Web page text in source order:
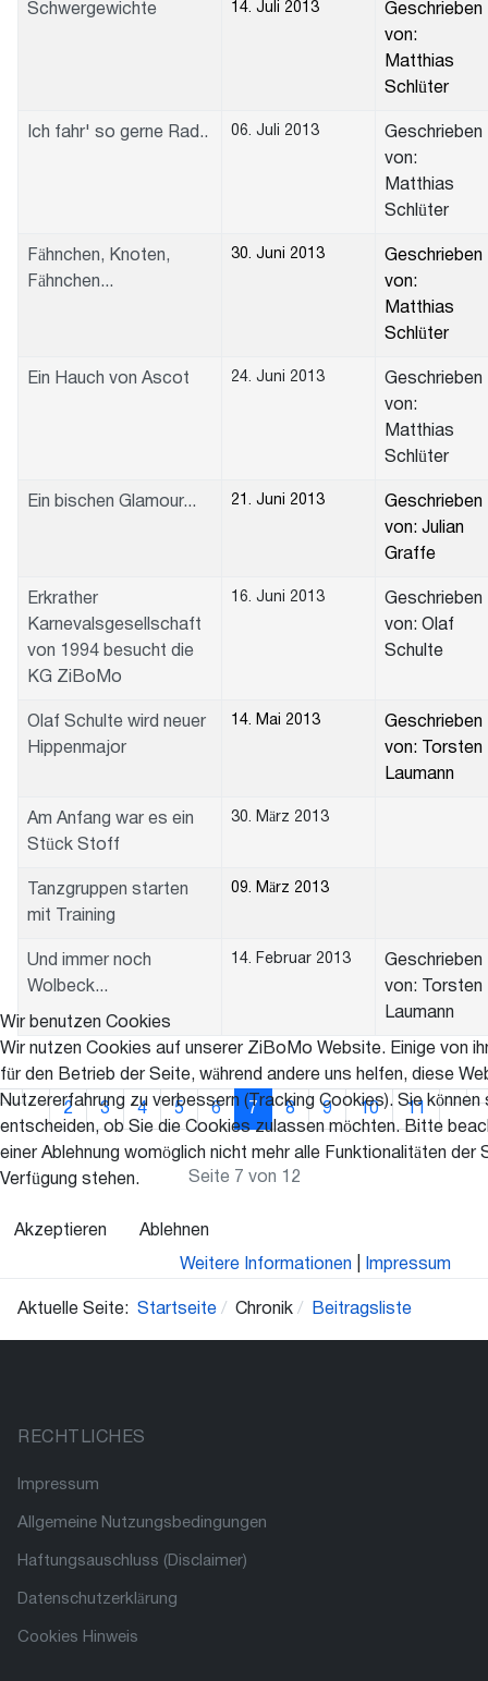
Schwergewichte 14. Juli 2013
Geschrieben
von:
Matthias
Schlüter
Ich fahr' so gerne Rad.. 06. Juli 2013
Geschrieben
von:
Matthias
Schlüter
Fähnchen, Knoten,
Fähnchen...
30. Juni 2013
Geschrieben
von:
Matthias
Schlüter
Ein Hauch von Ascot 24. Juni 2013
Geschrieben
von:
Matthias
Schlüter
Ein bischen Glamour... 21. Juni 2013
Geschrieben
von: Julian
Graffe
Erkrather
Karnevalsgesellschaft
von 1994 besucht die
KG ZiBoMo
16. Juni 2013
Geschrieben
von: Olaf
Schulte
Olaf Schulte wird neuer
Hippenmajor
14. Mai 2013
Geschrieben
von: Torsten
Laumann
Am Anfang war es ein
Stück Stoff
30. März 2013
Tanzgruppen starten
mit Training
09. März 2013
Und immer noch
Wolbeck...
14. Februar 2013
Geschrieben
von: Torsten
Laumann
2 3 4 5 6 7 8 9 10 11
Seite 7 von 12
Aktuelle Seite: Startseite Chronik Beitragsliste
RECHTLICHES
Impressum
Allgemeine Nutzungsbedingungen
Haftungsauschluss (Disclaimer)
Datenschutzerklärung
Cookies Hinweis
Wir benutzen Cookies
Wir nutzen Cookies auf unserer ZiBoMo Website. Einige von
für den Betrieb der Seite, während andere uns helfen, diese
Nutzererfahrung zu verbessern (Tracking Cookies). Sie können
entscheiden, ob Sie die Cookies zulassen möchten. Bitte
einer Ablehnung womöglich nicht mehr alle Funktionalitäten der
Verfügung stehen.
Akzeptieren Ablehnen
Weitere Informationen| Impressum